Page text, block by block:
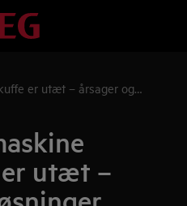
er utæt – årsager og
utæt –